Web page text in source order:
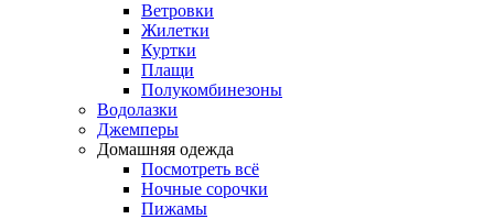
Ветровки
Жилетки
Куртки
Плащи
Полукомбинезоны
Водолазки
Джемперы
Домашняя одежда
Посмотреть всё
Ночные сорочки
Пижамы